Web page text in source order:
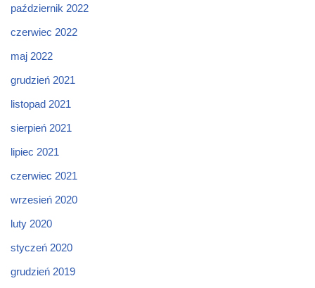
październik 2022
czerwiec 2022
maj 2022
grudzień 2021
listopad 2021
sierpień 2021
lipiec 2021
czerwiec 2021
wrzesień 2020
luty 2020
styczeń 2020
grudzień 2019